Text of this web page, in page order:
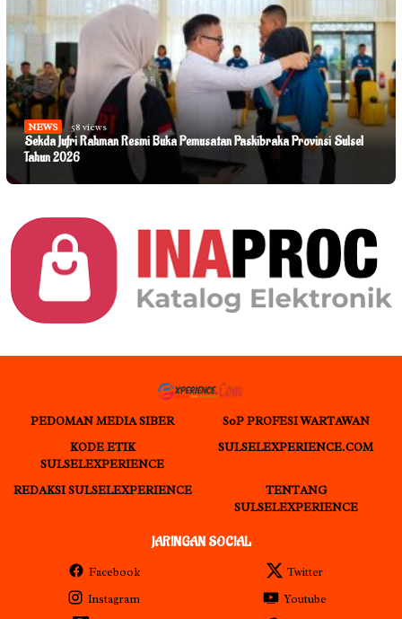
NEWS 58 views
Sekda Jufri Rahman Resmi Buka Pemusatan Paskibraka Provinsi Sulsel
Tahun 2026
PEDOMAN MEDIA SIBER
S0P PROFESI WARTAWAN
KODE ETIK
SULSELEXPERIENCE
SULSELEXPERIENCE.COM
REDAKSI SULSELEXPERIENCE
TENTANG
SULSELEXPERIENCE
JARINGAN SOCIAL
Facebook
Twitter
Instagram
Youtube